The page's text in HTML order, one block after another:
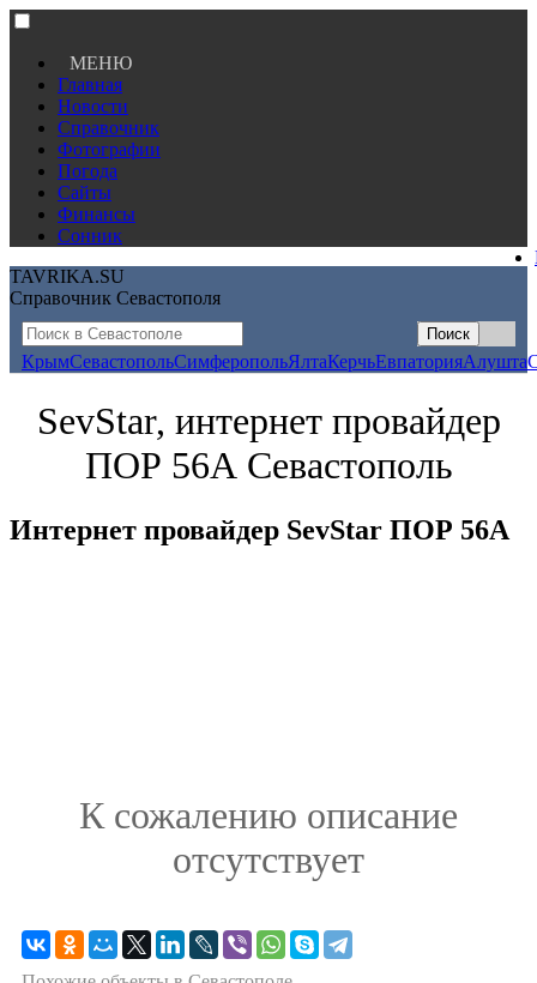
МЕНЮ
Главная
Новости
Справочник
Фотографии
Погода
Сайты
Финансы
Сонник
TAVRIKA.SU
Справочник Севастополя
КрымСевастопольСимферопольЯлтаКерчьЕвпаторияАлушта
SevStar, интернет провайдер
ПОР 56А Севастополь
Интернет провайдер SevStar ПОР 56А
К сожалению описание
отсутствует